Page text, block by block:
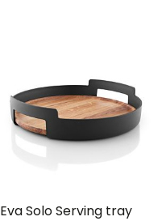
Eva Solo Serving tray